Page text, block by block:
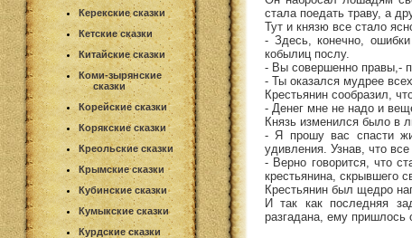
Керекские сказки
Кетские сказки
Китайские сказки
Коми-зырянские
сказки
Корейские сказки
Корякские сказки
Креольские сказки
Крымские сказки
Кубинские сказки
Кумыкские сказки
Курдские сказки
стала поедать траву, а
Тут и князю все стало
- Здесь, конечно,
кобылиц послу.
- Вы совершенно правы,-
- Ты оказался мудрее
Крестьянин сообразил,
- Денег мне не надо и
Князь изменился было в
- Я прошу вас спасти
удивления. Узнав, что
- Верно говорится, что
крестьянина, скрывшего
Крестьянин был щедро
И так как последняя
разгадана, ему пришлось